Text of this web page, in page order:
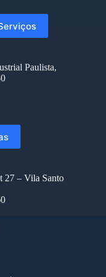
Paulista,
27 – Vila Santo